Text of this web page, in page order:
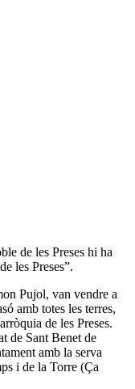
de les Preses hi ha
les Preses”.
Pujol, van vendre a
amb totes les terres,
de les Preses.
de Sant Benet de
amb la serva
i de la Torre (Ça